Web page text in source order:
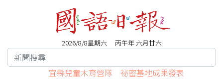
2026/8/8星期六 丙午年 六月廿六
宜縣兒童木育營隊 祕密基地成果發表